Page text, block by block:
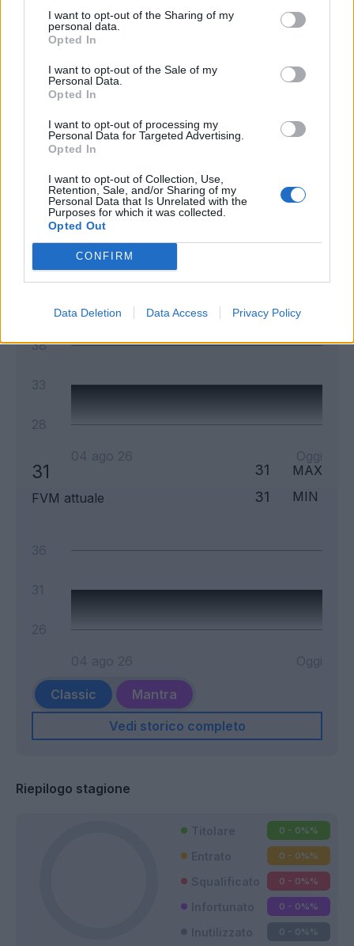
I want to opt-out of the Sharing of my
personal data.
Opted In
I want to opt-out of the Sale of my
Personal Data.
Opted In
I want to opt-out of processing my
Personal Data for Targeted Advertising.
Opted In
I want to opt-out of Collection, Use,
Retention, Sale, and/or Sharing of my
Personal Data that Is Unrelated with the
Purposes for which it was collected.
Opted Out
CONFIRM
Data Deletion Data Access Privacy Policy
Andamento FantaValore di Mercato
33
38
33
28
04 ago 26
Oggi
31
FVM attuale
31 MAX
31 MIN
Classic
Mantra
Vedi storico completo
Riepilogo stagione
0 - 0%%
0 - 0%%
0 - 0%%
0 - 0%%
0 - 0%%